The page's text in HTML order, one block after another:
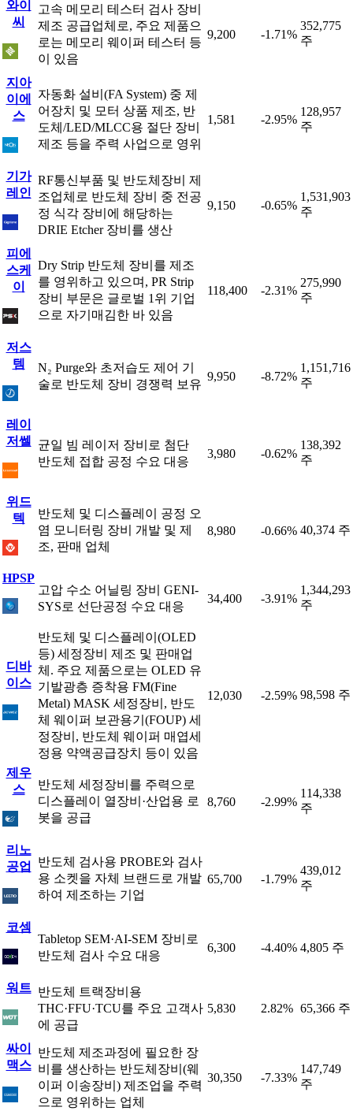
와이
씨
고속 메모리 테스터 검사 장비
제조 공급업체로, 주요 제품으
로는 메모리 웨이퍼 테스터 등
이 있음
9,200 -1.71%
352,775
주
지아
이에
스
자동화 설비(FA System) 중 제
어장치 및 모터 상품 제조, 반
도체/LED/MLCC용 절단 장비
제조 등을 주력 사업으로 영위
1,581 -2.95%
128,957
주
기가
레인
RF통신부품 및 반도체장비 제
조업체로 반도체 장비 중 전공
정 식각 장비에 해당하는
DRIE Etcher 장비를 생산
9,150 -0.65%
1,531,903
주
피에
스케
이
Dry Strip 반도체 장비를 제조
를 영위하고 있으며, PR Strip
장비 부문은 글로벌 1위 기업
으로 자기매김한 바 있음
118,400 -2.31%
275,990
주
저스
템
N₂ Purge와 초저습도 제어 기
술로 반도체 장비 경쟁력 보유
9,950 -8.72%
1,151,716
주
레이
저쎌
균일 빔 레이저 장비로 첨단
반도체 접합 공정 수요 대응
3,980 -0.62%
138,392
주
위드
텍
반도체 및 디스플레이 공정 오
염 모니터링 장비 개발 및 제
조, 판매 업체
8,980 -0.66% 40,374 주
HPSP
고압 수소 어닐링 장비 GENI-
SYS로 선단공정 수요 대응
34,400 -3.91%
1,344,293
주
디바
이스
반도체 및 디스플레이(OLED
등) 세정장비 제조 및 판매업
체. 주요 제품으로는 OLED 유
기발광층 증착용 FM(Fine
Metal) MASK 세정장비, 반도
체 웨이퍼 보관용기(FOUP) 세
정장비, 반도체 웨이퍼 매엽세
정용 약액공급장치 등이 있음
12,030 -2.59% 98,598 주
제우
스
반도체 세정장비를 주력으로
디스플레이 열장비·산업용 로
봇을 공급
8,760 -2.99%
114,338
주
리노
공업
반도체 검사용 PROBE와 검사
용 소켓을 자체 브랜드로 개발
하여 제조하는 기업
65,700 -1.79%
439,012
주
코셈
Tabletop SEM·AI-SEM 장비로
반도체 검사 수요 대응
6,300 -4.40% 4,805 주
워트 반도체 트랙장비용
THC·FFU·TCU를 주요 고객사
에 공급
5,830 2.82% 65,366 주
싸이
맥스
반도체 제조과정에 필요한 장
비를 생산하는 반도체장비(웨
이퍼 이송장비) 제조업을 주력
으로 영위하는 업체
30,350 -7.33%
147,749
주